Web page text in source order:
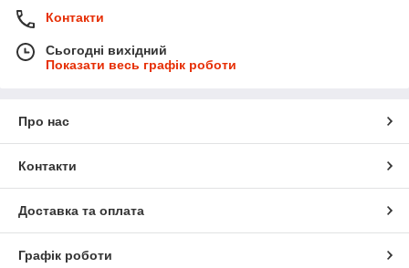
Контакти
Сьогодні вихідний
Показати весь графік роботи
Про нас
Контакти
Доставка та оплата
Графік роботи